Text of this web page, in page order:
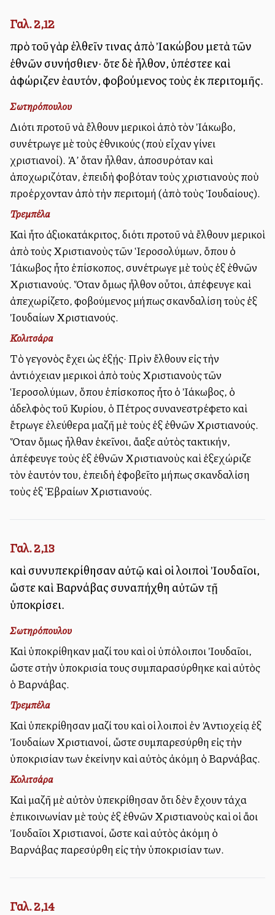
Γαλ. 2,12
πρὸ τοῦ γὰρ ἐλθεῖν τινας ἀπὸ Ἰακώβου μετὰ τῶν
ἐθνῶν συνήσθιεν· ὅτε δὲ ἦλθον, ὑπέστελλε καὶ
ἀφώριζεν ἑαυτόν, φοβούμενος τοὺς ἐκ περιτομῆς.
Σωτηρόπουλου
Διότι προτοῦ νὰ ἔλθουν μερικοὶ ἀπὸ τὸν Ἰάκωβο,
συνέτρωγε μὲ τοὺς ἐθνικούς (ποὺ εἶχαν γίνει
χριστιανοί). Ἀλλ’ ὅταν ἦλθαν, ἀποσυρόταν καὶ
ἀποχωριζόταν, ἐπειδὴ φοβόταν τοὺς χριστιανοὺς ποὺ
προέρχονταν ἀπὸ τὴν περιτομή (ἀπὸ τοὺς Ἰουδαίους).
Τρεμπέλα
Καὶ ἦτο ἀξιοκατάκριτος, διότι προτοῦ νὰ ἔλθουν μερικοὶ
ἀπὸ τοὺς Χριστιανοὺς τῶν Ἱεροσολύμων, ὅπου ὁ
Ἰάκωβος ἦτο ἐπίσκοπος, συνέτρωγε μὲ τοὺς ἐξ ἐθνῶν
Χριστιανούς. Ὅταν ὅμως ἦλθον οὖτοι, ἀπέφευγε καὶ
ἀπεχωρίζετο, φοβούμενος μήπως σκανδαλίση τοὺς ἐξ
Ἰουδαίων Χριστιανούς.
Κολιτσάρα
Τὸ γεγονὸς ἔχει ὡς ἐξῄς· Πρὶν ἔλθουν εἰς τὴν
ἀντιόχειαν μερικοὶ ἀπὸ τοὺς Χριστιανοὺς τῶν
Ἱεροσολύμων, ὅπου ἐπίσκοπος ἦτο ὁ Ἰάκωβος, ὁ
ἀδελφὸς τοῦ Κυρίου, ὁ Πέτρος συνανεστρέφετο καὶ
ἔτρωγε ἐλεύθερα μαζῆ μὲ τοὺς ἐξ ἐθνῶν Χριστιανούς.
Ὅταν ὅμως ἦλθαν ἐκεῖνοι, ἄλλαξε αὐτὸς τακτικήν,
ἀπέφευγε τοὺς ἐξ ἐθνῶν Χριστιανοὺς καὶ ἐξεχώριζε
τὸν ἑαυτόν του, ἐπειδὴ ἐφοβεῖτο μήπως σκανδαλίση
τοὺς ἐξ Ἑβραίων Χριστιανούς.
Γαλ. 2,13
καὶ συνυπεκρίθησαν αὐτῷ καὶ οἱ λοιποὶ Ἰουδαῖοι,
ὥστε καὶ Βαρνάβας συναπήχθη αὐτῶν τῇ
ὑποκρίσει.
Σωτηρόπουλου
Καὶ ὑποκρίθηκαν μαζί του καὶ οἱ ὑπόλοιποι Ἰουδαῖοι,
ὥστε στὴν ὑποκρισία τους συμπαρασύρθηκε καὶ αὐτὸς
ὁ Βαρνάβας.
Τρεμπέλα
Καὶ ὑπεκρίθησαν μαζί του καὶ οἱ λοιποὶ ἐν Ἀντιοχείᾳ ἐξ
Ἰουδαίων Χριστιανοί, ὥστε συμπαρεσύρθη εἰς τὴν
ὑποκρισίαν των ἐκείνην καὶ αὐτὸς ἀκόμη ὁ Βαρνάβας.
Κολιτσάρα
Καὶ μαζῆ μὲ αὐτὸν ὑπεκρίθησαν ὅτι δὲν ἔχουν τάχα
ἐπικοινωνίαν μὲ τοὺς ἐξ ἐθνῶν Χριστιανοὺς καὶ οἱ ἄλλοι
Ἰουδαῖοι Χριστιανοί, ὥστε καὶ αὐτὸς ἀκόμη ὁ
Βαρνάβας παρεσύρθη εἰς τὴν ὑποκρισίαν των.
Γαλ. 2,14